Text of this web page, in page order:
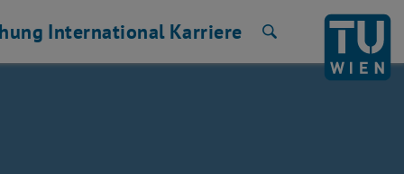
International Karriere